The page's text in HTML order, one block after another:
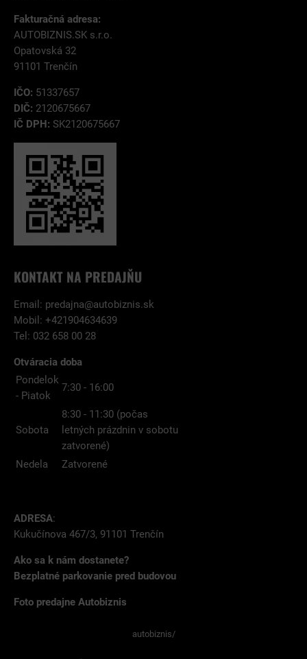
Fakturačná adresa:
AUTOBIZNIS.SK s.r.o.
Opatovská 32
91101 Trenčín
IČO: 51337657
DIČ: 2120675667
IČ DPH: SK2120675667
KONTAKT NA PREDAJŇU
Email: predajna@autobiznis.sk
Mobil: +421904634639
Tel: 032 658 00 28
Otváracia doba
Pondelok
- Piatok
7:30 - 16:00
Sobota
8:30 - 11:30 (počas
letných prázdnin v sobotu
zatvorené)
Nedela
Zatvorené
ADRESA:
Kukučínova 467/3, 91101 Trenčín
Ako sa k nám dostanete?
Bezplatné parkovanie pred budovou
Foto predajne Autobiznis
autobiznis/